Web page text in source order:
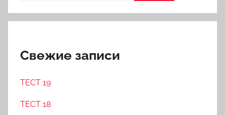
Свежие записи
ТЕСТ 19
ТЕСТ 18